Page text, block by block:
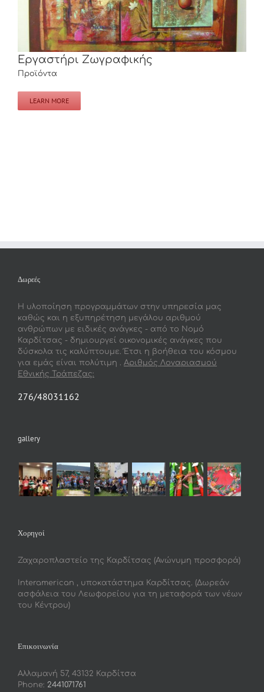
Εργαστήρι Ζωγραφικής
Εργαστήρι Ζωγραφικής
Προϊόντα
LEARN MORE
Δωρεές
Η υλοποίηση προγραμμάτων στην υπηρεσία μας
καθώς και η εξυπηρέτηση μεγάλου αριθμού
ανθρώπων με ειδικές ανάγκες - από το Νομό
Καρδίτσας - δημιουργεί οικονομικές ανάγκες που
δύσκολα τις καλύπτουμε. Έτσι η βοήθεια του κόσμου
για εμάς είναι πολύτιμη . Αριθμός Λογαριασμού
Εθνικής Τράπεζας:
276/48031162
gallery
Χορηγοί
Ζαχαροπλαστείο της Καρδίτσας (Ανώνυμη προσφορά)
Interamerican , υποκατάστημα Καρδίτσας. (Δωρεάν
ασφάλεια του Λεωφορείου για τη μεταφορά των νέων
του Κέντρου)
Επικοινωνία
Αλλαμανή 57, 43132 Καρδίτσα
Phone: 2441071761